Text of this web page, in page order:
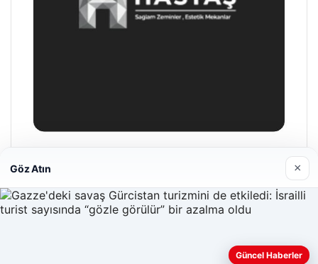
Hastaş Beton
Göz Atın ×
Güncel Haberler